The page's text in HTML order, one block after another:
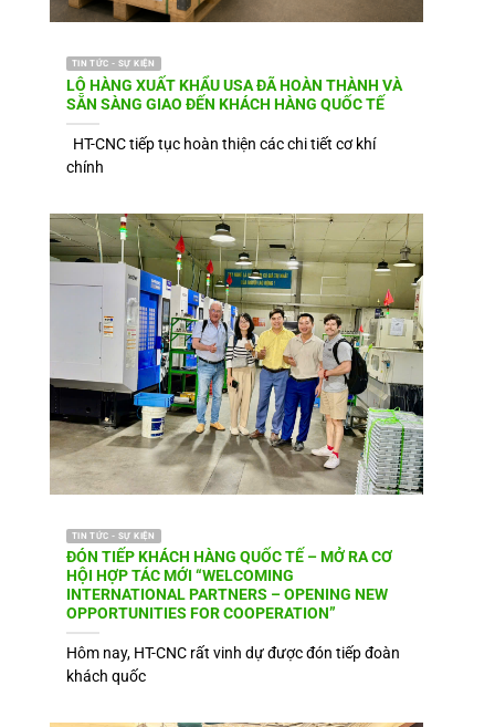
TIN TỨC - SỰ KIỆN
LÔ HÀNG XUẤT KHẨU USA ĐÃ HOÀN THÀNH VÀ
SẴN SÀNG GIAO ĐẾN KHÁCH HÀNG QUỐC TẾ
HT-CNC tiếp tục hoàn thiện các chi tiết cơ khí
chính
TIN TỨC - SỰ KIỆN
ĐÓN TIẾP KHÁCH HÀNG QUỐC TẾ – MỞ RA CƠ
HỘI HỢP TÁC MỚI “WELCOMING
INTERNATIONAL PARTNERS – OPENING NEW
OPPORTUNITIES FOR COOPERATION”
Hôm nay, HT-CNC rất vinh dự được đón tiếp đoàn
khách quốc